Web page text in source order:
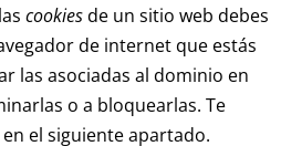
cookiesde un sitio web debes
de internet que estás
las asociadas al dominio en
o a bloquearlas. Te
el siguiente apartado.